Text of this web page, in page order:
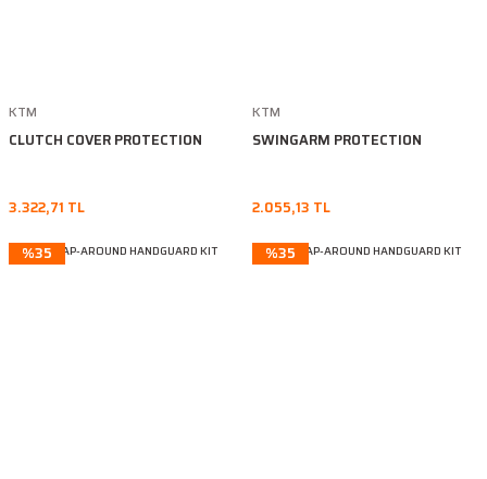
KTM
CLUTCH COVER PROTECTION
3.322,71 TL
KTM
SWINGARM PROTECTION
2.055,13 TL
%35
%35